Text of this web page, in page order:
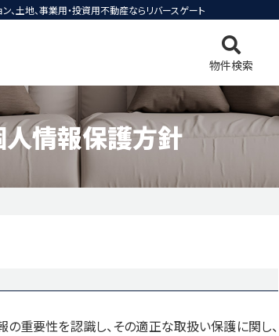
土地、事業用・投資用不動産ならリバースゲート
物件検索
人情報保護方針
の重要性を認識し、その適正な取扱い保護に関し、